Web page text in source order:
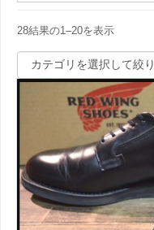
28結果の1–20を表示